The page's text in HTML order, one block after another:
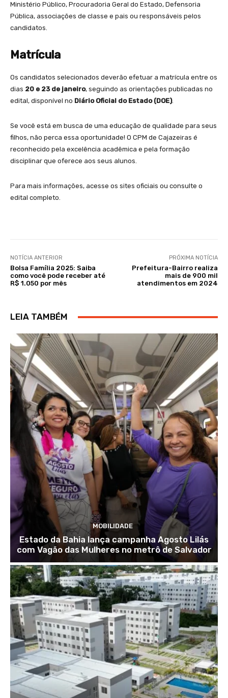
Ministério Público, Procuradoria Geral do Estado, Defensoria
Pública, associações de classe e pais ou responsáveis pelos
candidatos.
Matrícula
Os candidatos selecionados deverão efetuar a matrícula entre os
dias 20 e 23 de janeiro, seguindo as orientações publicadas no
edital, disponível no Diário Oficial do Estado (DOE).
Se você está em busca de uma educação de qualidade para seus
filhos, não perca essa oportunidade! O CPM de Cajazeiras é
reconhecido pela excelência acadêmica e pela formação
disciplinar que oferece aos seus alunos.
Para mais informações, acesse os sites oficiais ou consulte o
edital completo.
NOTÍCIA ANTERIOR
Bolsa Família 2025: Saiba
como você pode receber até
R$ 1.050 por mês
PRÓXIMA NOTÍCIA
Prefeitura-Bairro realiza
mais de 900 mil
atendimentos em 2024
LEIA TAMBÉM
MOBILIDADE
Estado da Bahia lança campanha Agosto Lilás
com Vagão das Mulheres no metrô de Salvador